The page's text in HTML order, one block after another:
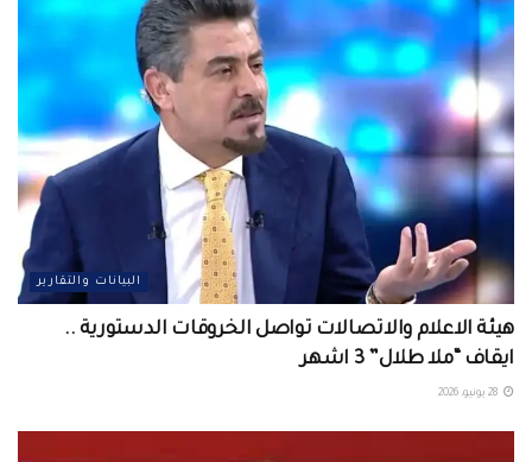
البيانات والتقارير
هيئة الاعلام والاتصالات تواصل الخروقات الدستورية ..
ايقاف “ملا طلال” 3 اشهر